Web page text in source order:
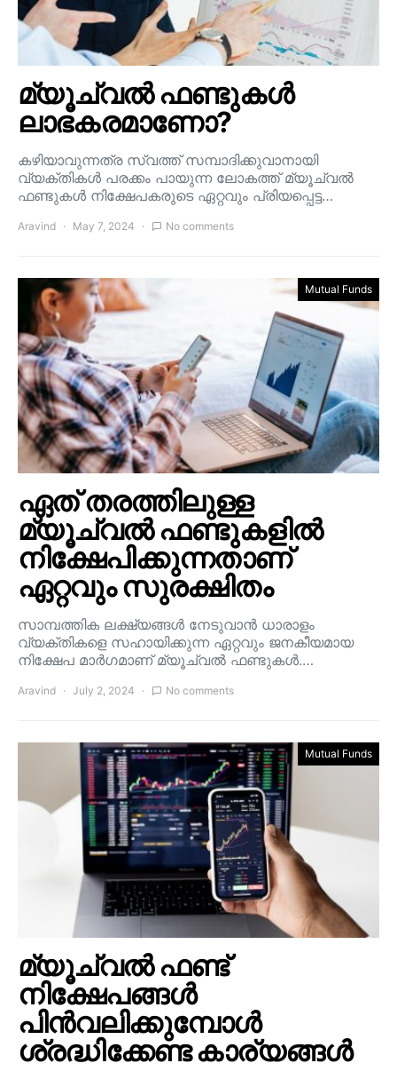
മ്യൂച്വൽ ഫണ്ടുകൾ
ലാഭകരമാണോ?
കഴിയാവുന്നത്ര സ്വത്ത് സമ്പാദിക്കുവാനായി
വ്യക്തികൾ പരക്കം പായുന്ന ലോകത്ത് മ്യൂച്വൽ
ഫണ്ടുകൾ നിക്ഷേപകരുടെ ഏറ്റവും പ്രിയപ്പെട്ട…
Aravind May 7, 2024 No comments
Mutual Funds
ഏത് തരത്തിലുള്ള
മ്യൂച്വൽ ഫണ്ടുകളിൽ
നിക്ഷേപിക്കുന്നതാണ്
ഏറ്റവും സുരക്ഷിതം
സാമ്പത്തിക ലക്ഷ്യങ്ങൾ നേടുവാൻ ധാരാളം
വ്യക്തികളെ സഹായിക്കുന്ന ഏറ്റവും ജനകീയമായ
നിക്ഷേപ മാർഗമാണ് മ്യൂച്വൽ ഫണ്ടുകൾ.…
Aravind July 2, 2024 No comments
Mutual Funds
മ്യൂച്വൽ ഫണ്ട്
നിക്ഷേപങ്ങൾ
പിൻവലിക്കുമ്പോൾ
ശ്രദ്ധിക്കേണ്ട കാര്യങ്ങൾ